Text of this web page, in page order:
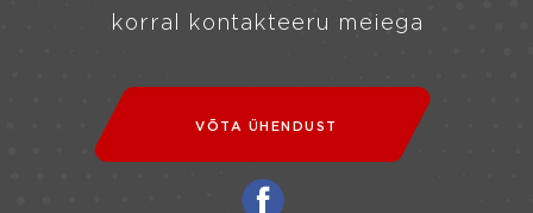
korral kontakteeru meiega
VÕTA ÜHENDUST